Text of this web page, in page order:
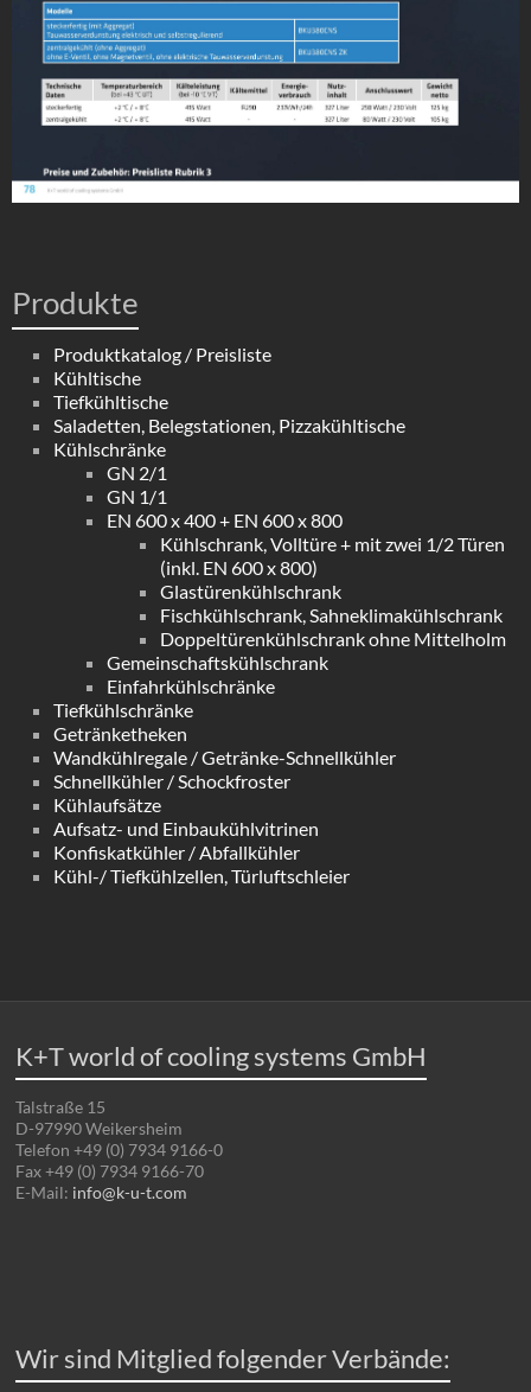
Produkte
Produktkatalog / Preisliste
Kühltische
Tiefkühltische
Saladetten, Belegstationen, Pizzakühltische
Kühlschränke
GN 2/1
GN 1/1
EN 600 x 400 + EN 600 x 800
Kühlschrank, Volltüre + mit zwei 1/2 Türen
(inkl. EN 600 x 800)
Glastürenkühlschrank
Fischkühlschrank, Sahneklimakühlschrank
Doppeltürenkühlschrank ohne Mittelholm
Gemeinschaftskühlschrank
Einfahrkühlschränke
Tiefkühlschränke
Getränketheken
Wandkühlregale / Getränke-Schnellkühler
Schnellkühler / Schockfroster
Kühlaufsätze
Aufsatz- und Einbaukühlvitrinen
Konfiskatkühler / Abfallkühler
Kühl-/ Tiefkühlzellen, Türluftschleier
K+T world of cooling systems GmbH
Talstraße 15
D-97990 Weikersheim
Telefon +49 (0) 7934 9166-0
Fax +49 (0) 7934 9166-70
E-Mail: info@k-u-t.com
Wir sind Mitglied folgender Verbände: